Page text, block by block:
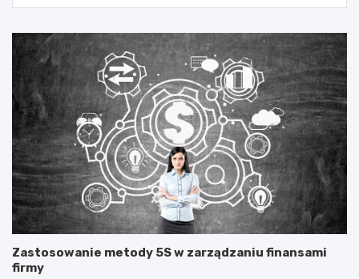
Zastosowanie metody 5S w zarządzaniu finansami
firmy